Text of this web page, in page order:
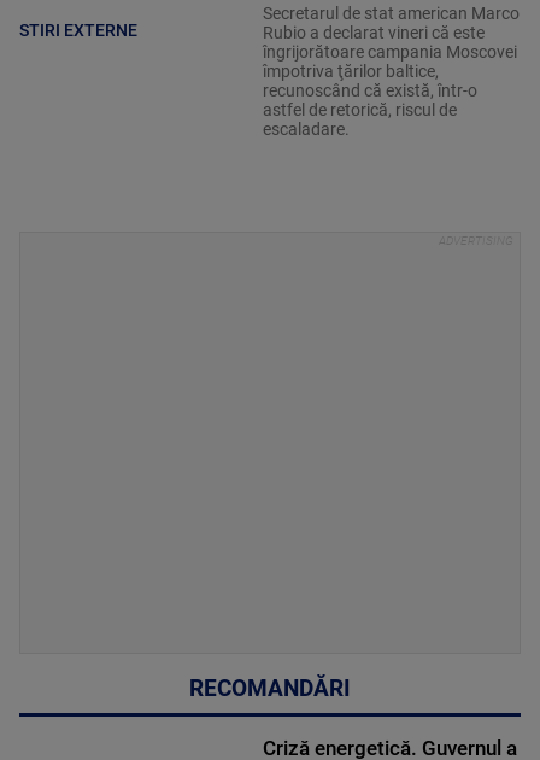
STIRI EXTERNE
Secretarul de stat american Marco
Rubio a declarat vineri că este
îngrijorătoare campania Moscovei
împotriva ţărilor baltice,
recunoscând că există, într-o
astfel de retorică, riscul de
escaladare.
RECOMANDĂRI
Criză energetică. Guvernul a